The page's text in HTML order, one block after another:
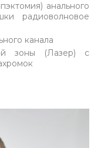
анального
радиоволновое
канала
зоны (Лазер) с